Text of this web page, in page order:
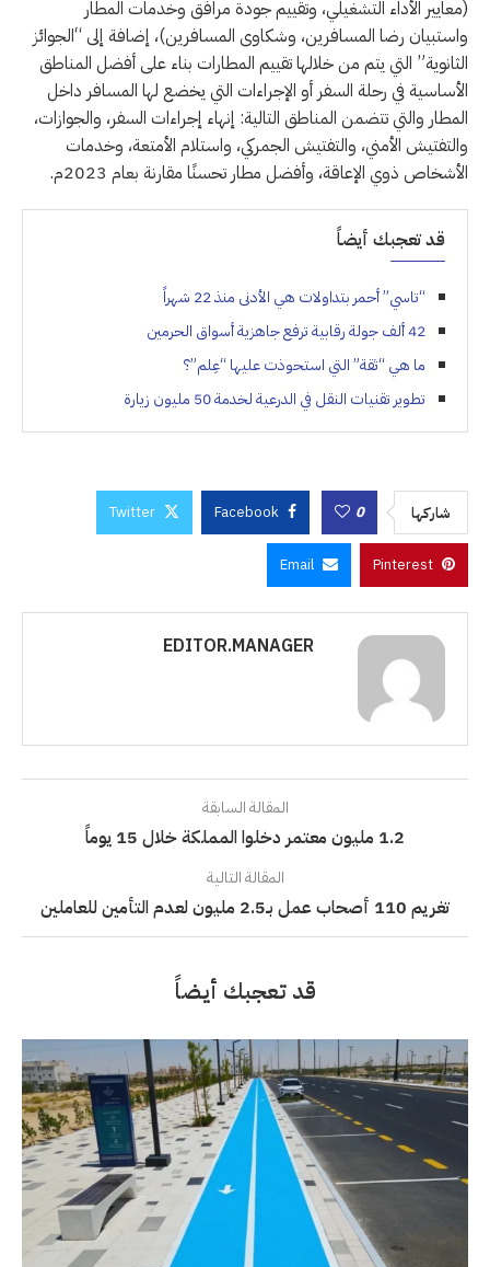
(معايير الأداء التشغيلي، وتقييم جودة مرافق وخدمات المطار
واستبيان رضا المسافرين، وشكاوى المسافرين)، إضافة إلى “الجوائز
الثانوية” التي يتم من خلالها تقييم المطارات بناء على أفضل المناطق
الأساسية في رحلة السفر أو الإجراءات التي يخضع لها المسافر داخل
المطار والتي تتضمن المناطق التالية: إنهاء إجراءات السفر، والجوازات،
والتفتيش الأمني، والتفتيش الجمركي، واستلام الأمتعة، وخدمات
الأشخاص ذوي الإعاقة، وأفضل مطار تحسنًا مقارنة بعام 2023م.
قد تعجبك أيضاً
“تاسي” أحمر بتداولات هي الأدنى منذ 22 شهراً
42 ألف جولة رقابية ترفع جاهزية أسواق الحرمين
ما هي “ثقة” التي استحوذت عليها “عِلم”؟
تطوير تقنيات النقل في الدرعية لخدمة 50 مليون زيارة
شاركها 0
Facebook
Twitter
Pinterest
Email
EDITOR.MANAGER
المقالة السابقة
1.2 مليون معتمر دخلوا المملكة خلال 15 يوماً
المقالة التالية
تغريم 110 أصحاب عمل بـ2.5 مليون لعدم التأمين للعاملين
قد تعجبك أيضاً